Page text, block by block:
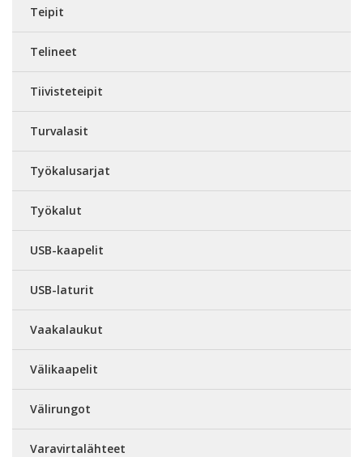
Teipit
Telineet
Tiivisteteipit
Turvalasit
Työkalusarjat
Työkalut
USB-kaapelit
USB-laturit
Vaakalaukut
Välikaapelit
Välirungot
Varavirtalähteet